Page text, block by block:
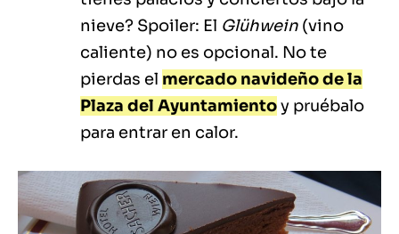
nieve? Spoiler: El Glühwein (vino
caliente) no es opcional. No te
pierdas el mercado navideño de la
Plaza del Ayuntamientoy pruébalo
para entrar en calor.